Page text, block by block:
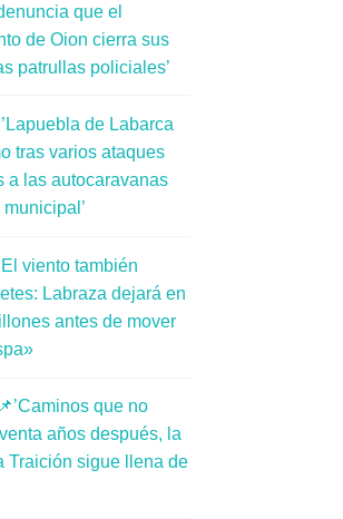
que el
de Oion cierra sus
patrullas policiales’
de Labarca
tras varios ataques
a las autocaravanas
viento también
Labraza dejará en
antes de mover
📌’Caminos que no
años después, la
Traición sigue llena de